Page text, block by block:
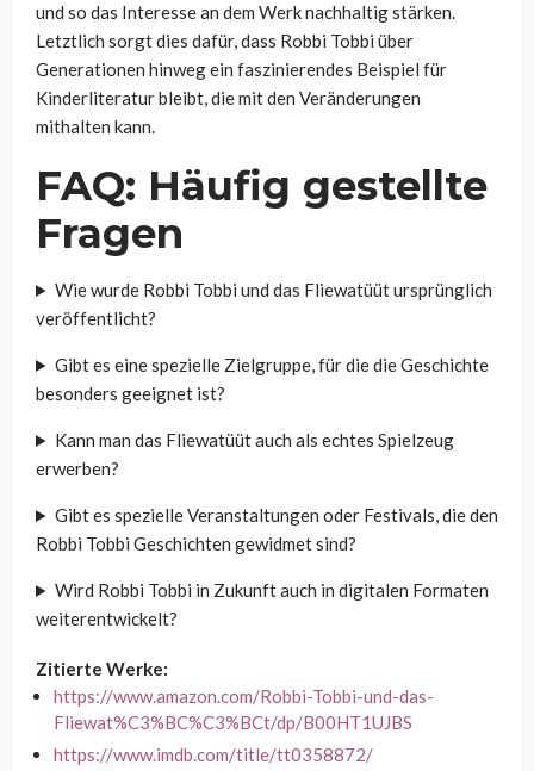
und so das Interesse an dem Werk nachhaltig stärken.
Letztlich sorgt dies dafür, dass Robbi Tobbi über
Generationen hinweg ein faszinierendes Beispiel für
Kinderliteratur bleibt, die mit den Veränderungen
mithalten kann.
FAQ: Häufig gestellte
Fragen
Wie wurde Robbi Tobbi und das Fliewatüüt ursprünglich
veröffentlicht?
Gibt es eine spezielle Zielgruppe, für die die Geschichte
besonders geeignet ist?
Kann man das Fliewatüüt auch als echtes Spielzeug
erwerben?
Gibt es spezielle Veranstaltungen oder Festivals, die den
Robbi Tobbi Geschichten gewidmet sind?
Wird Robbi Tobbi in Zukunft auch in digitalen Formaten
weiterentwickelt?
Zitierte Werke:
https://www.amazon.com/Robbi-Tobbi-und-das-
Fliewat%C3%BC%C3%BCt/dp/B00HT1UJBS
https://www.imdb.com/title/tt0358872/